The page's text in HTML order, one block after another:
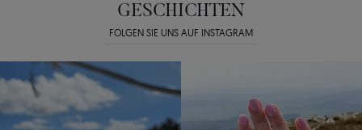
GESCHICHTEN
FOLGEN SIE UNS AUF INSTAGRAM